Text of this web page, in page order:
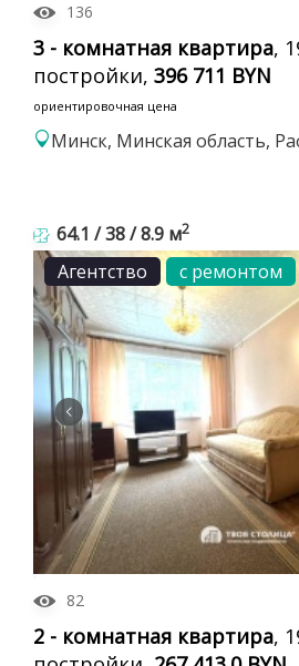
136
3 - комнатная квартира,
постройки, 396 711 BYN
ориентировочная цена
Минск, Минская область,
64.1 / 38 / 8.9 м2
Агентство
с ремонтом
82
2 - комнатная квартира,